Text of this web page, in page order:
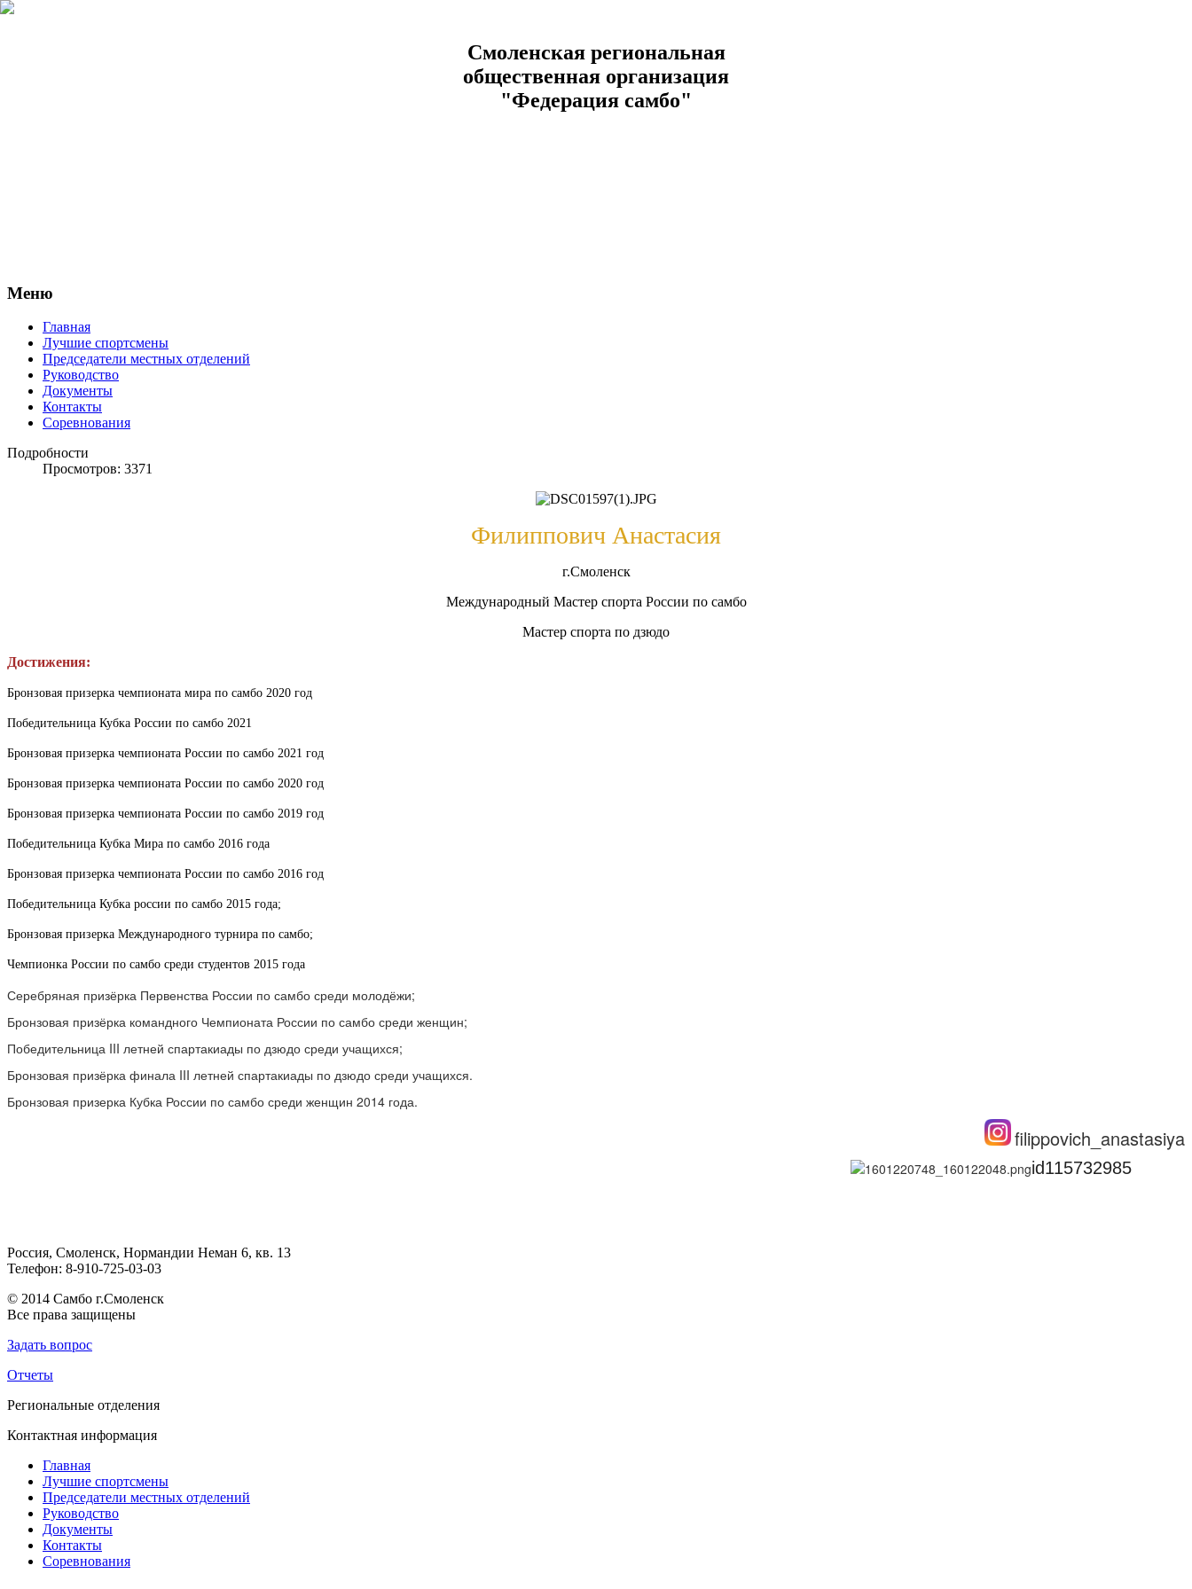
Смоленская региональная
общественная организация
"Федерация самбо"
Меню
Главная
Лучшие спортсмены
Председатели местных отделений
Руководство
Документы
Контакты
Соревнования
Подробности
Просмотров: 3371
Филиппович Анастасия
г.Смоленск
Международный Мастер спорта России по самбо
Мастер спорта по дзюдо
Достижения:
Бронзовая призерка чемпионата мира по самбо 2020 год
Победительница Кубка России по самбо 2021
Бронзовая призерка чемпионата России по самбо 2021 год
Бронзовая призерка чемпионата России по самбо 2020 год
Бронзовая призерка чемпионата России по самбо 2019 год
Победительница Кубка Мира по самбо 2016 года
Бронзовая призерка чемпионата России по самбо 2016 год
Победительница Кубка россии по самбо 2015 года;
Бронзовая призерка Международного турнира по самбо;
Чемпионка России по самбо среди студентов 2015 года
Серебряная призёрка Первенства России по самбо среди молодёжи;
Бронзовая призёрка командного Чемпионата России по самбо среди женщин;
Победительница III летней спартакиады по дзюдо среди учащихся;
Бронзовая призёрка финала III летней спартакиады по дзюдо среди учащихся.
Бронзовая призерка Кубка России по самбо среди женщин 2014 года.
filippovich_anastasiya
id115732985
Россия, Смоленск, Нормандии Неман 6, кв. 13
Телефон: 8-910-725-03-03
© 2014 Cамбо г.Смоленск
Все права защищены
Задать вопрос
Отчеты
Региональные отделения
Контактная информация
Главная
Лучшие спортсмены
Председатели местных отделений
Руководство
Документы
Контакты
Соревнования